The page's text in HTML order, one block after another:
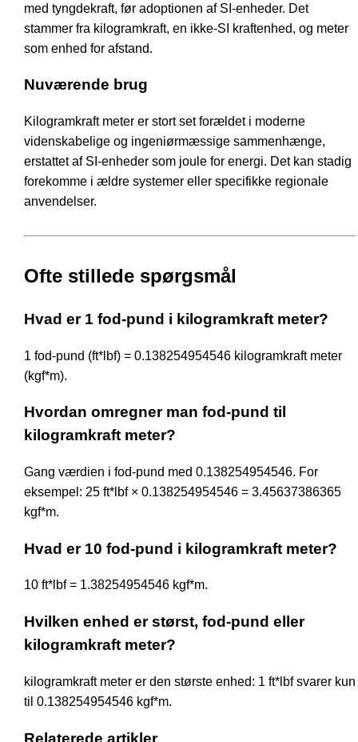
med tyngdekraft, før adoptionen af SI-enheder. Det
stammer fra kilogramkraft, en ikke-SI kraftenhed, og meter
som enhed for afstand.
Nuværende brug
Kilogramkraft meter er stort set forældet i moderne
videnskabelige og ingeniørmæssige sammenhænge,
erstattet af SI-enheder som joule for energi. Det kan stadig
forekomme i ældre systemer eller specifikke regionale
anvendelser.
Ofte stillede spørgsmål
Hvad er 1 fod-pund i kilogramkraft meter?
1 fod-pund (ft*lbf) = 0.138254954546 kilogramkraft meter
(kgf*m).
Hvordan omregner man fod-pund til
kilogramkraft meter?
Gang værdien i fod-pund med 0.138254954546. For
eksempel: 25 ft*lbf × 0.138254954546 = 3.45637386365
kgf*m.
Hvad er 10 fod-pund i kilogramkraft meter?
10 ft*lbf = 1.38254954546 kgf*m.
Hvilken enhed er størst, fod-pund eller
kilogramkraft meter?
kilogramkraft meter er den største enhed: 1 ft*lbf svarer kun
til 0.138254954546 kgf*m.
Relaterede artikler